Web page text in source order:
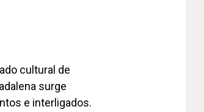
cultural de
surge
e interligados.